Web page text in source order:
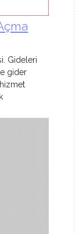
Gideleri
gider
hizmet